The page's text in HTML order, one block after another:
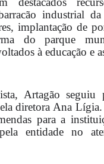
industrial
implantação de
do parque
à educação e
Artagão
diretora Ana
para a
entidade no